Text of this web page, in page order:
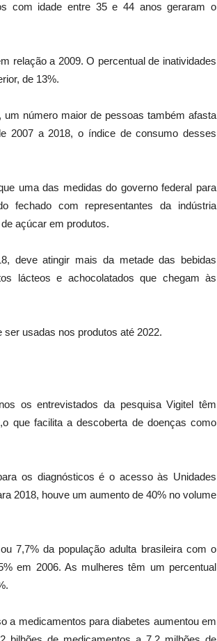
com idade entre 35 e 44 anos geraram o
relação a 2009. O percentual de inatividades
de 13%.
número maior de pessoas também afasta
2007 a 2018, o índice de consumo desses
uma das medidas do governo federal para
fechado com representantes da indústria
açúcar em produtos.
deve atingir mais da metade das bebidas
lácteos e achocolatados que chegam às
usadas nos produtos até 2022.
os entrevistados da pesquisa Vigitel têm
que facilita a descoberta de doenças como
os diagnósticos é o acesso às Unidades
2018, houve um aumento de 40% no volume
7,7% da população adulta brasileira com o
em 2006. As mulheres têm um percentual
a medicamentos para diabetes aumentou em